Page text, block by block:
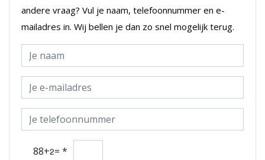
andere vraag? Vul je naam, telefoonnummer en e-
mailadres in. Wij bellen je dan zo snel mogelijk terug.
88+ = *